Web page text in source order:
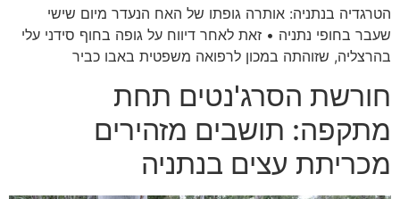
הטרגדיה בנתניה: אותרה גופתו של האח הנעדר מיום שישי
שעבר בחופי נתניה • זאת לאחר דיווח על גופה בחוף סידני עלי
בהרצליה, שזוהתה במכון לרפואה משפטית באבו כביר
חורשת הסרג'נטים תחת
מתקפה: תושבים מזהירים
מכריתת עצים בנתניה